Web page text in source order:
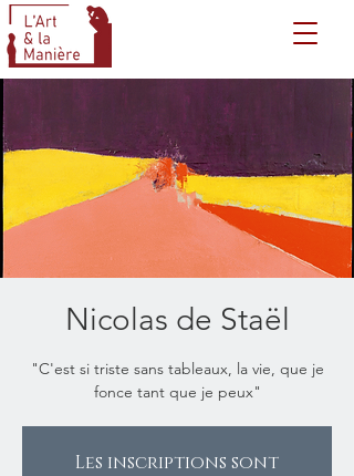
Nicolas de Staël
"C'est si triste sans tableaux, la vie, que je
fonce tant que je peux"
Les inscriptions sont